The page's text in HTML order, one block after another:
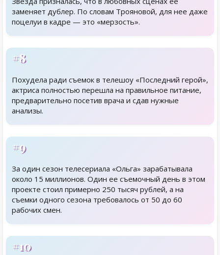
заменяет дублер. По словам Трояновой, для нее даже
поцелуи в кадре — это «мерзость».
#8
Похудела ради съемок в телешоу «Последний герой»,
актриса полностью перешла на правильное питание,
предварительно посетив врача и сдав нужные
анализы.
#9
За один сезон телесериала «Ольга» зарабатывала
около 15 миллионов. Один ее съемочный день в этом
проекте стоил примерно 250 тысяч рублей, а на
съемки одного сезона требовалось от 50 до 60
рабочих смен.
#10